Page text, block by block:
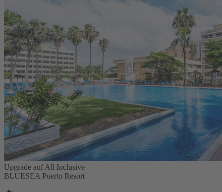
Upgrade auf All Inclusive
BLUESEA Puerto Resort